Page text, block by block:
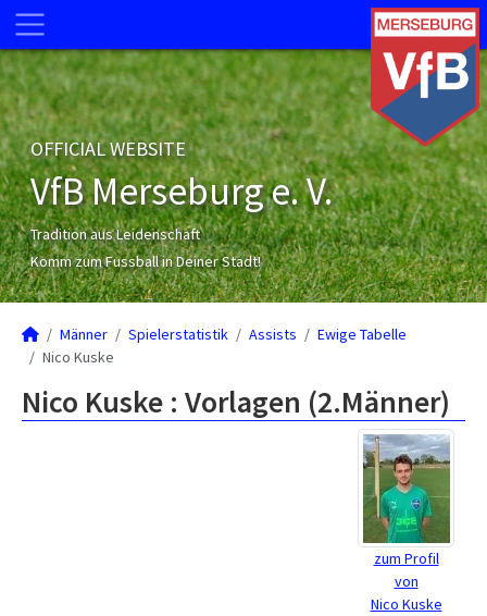
OFFICIAL WEBSITE
VfB Merseburg e. V.
Tradition aus Leidenschaft
Komm zum Fussball in Deiner Stadt!
Männer Spielerstatistik Assists
Ewige Tabelle
Nico Kuske
Nico Kuske : Vorlagen (2.Männer)
zum Profil
von
Nico Kuske